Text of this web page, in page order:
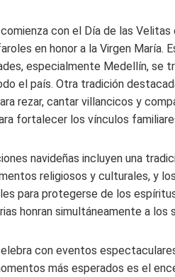
comienza con el Día de las
en honor a la Virgen María.
especialmente Medellín, se
el país. Otra tradición
rezar, cantar villancicos y
fortalecer los vínculos
navideñas incluyen una
religiosos y culturales, y
para protegerse de los
honran simultáneamente a
con eventos
más esperados es el